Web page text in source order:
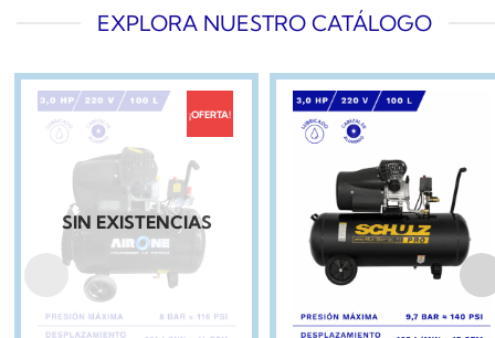
EXPLORA NUESTRO CATÁLOGO
¡OFERTA!
SIN EXISTENCIAS